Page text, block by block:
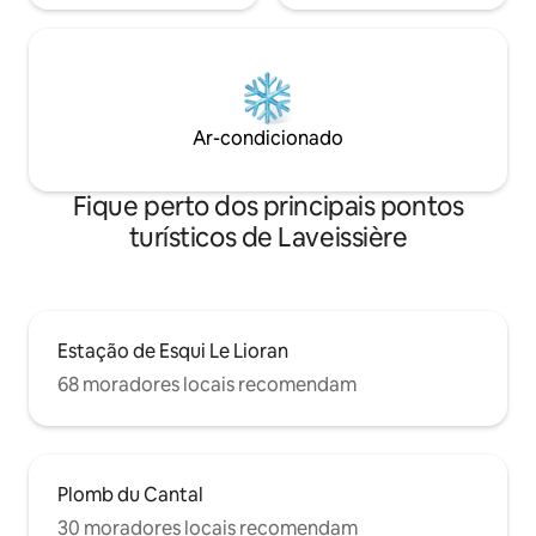
Ar-condicionado
Fique perto dos principais pontos
turísticos de Laveissière
Estação de Esqui Le Lioran
68 moradores locais recomendam
Plomb du Cantal
30 moradores locais recomendam